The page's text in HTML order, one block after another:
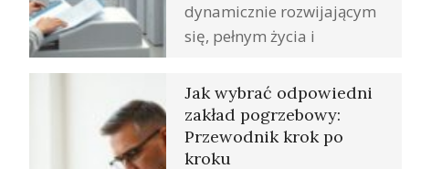
dynamicznie rozwijającym
się, pełnym życia i
Jak wybrać odpowiedni
zakład pogrzebowy:
Przewodnik krok po
kroku